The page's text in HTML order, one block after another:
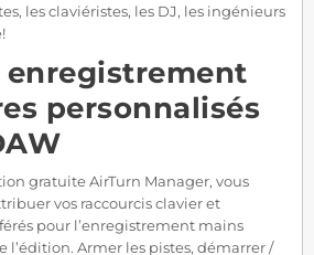
les claviéristes, les DJ, les ingénieurs
personnalisés
gratuite AirTurn Manager, vous
vos raccourcis clavier et
pour l’enregistrement mains
l’édition. Armer les pistes, démarrer /